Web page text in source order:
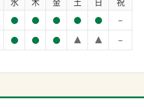
－
－